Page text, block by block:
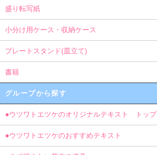
盛り転写紙
小分け用ケース・収納ケース
プレートスタンド(皿立て)
書籍
グループから探す
●ウツワトエツケのオリジナルテキスト トップ
●ウツワトエツケのおすすめテキスト